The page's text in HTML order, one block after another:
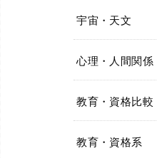
宇宙・天文
心理・人間関係
教育・資格比較
教育・資格系